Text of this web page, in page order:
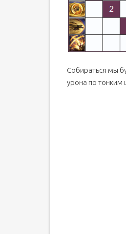
Собираться мы
урона по тонким